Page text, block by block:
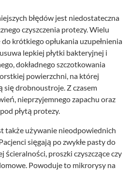
błędów jest niedostateczna
czyszczenia protezy. Wielu
krótkiego opłukania uzupełnienia
lepkiej płytki bakteryjnej i
dokładnego szczotkowania
powierzchni, na której
się drobnoustroje. Z czasem
nieprzyjemnego zapachu oraz
płytą protezy.
także używanie nieodpowiednich
sięgają po zwykłe pasty do
ścieralności, proszki czyszczące czy
Powoduje to mikrorysy na